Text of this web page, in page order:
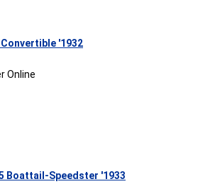
'1932
Online
Boattail-Speedster '1933